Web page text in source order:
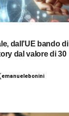
dall’UE bando di
dal valore di 30
emanuelebonini